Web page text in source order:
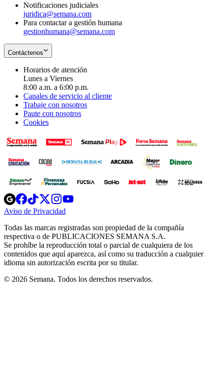
Notificaciones judiciales
juridica@semana.com
Para contactar a gestión humana
gestionhumana@semana.com
Contáctenos
Horarios de atención
Lunes a Viernes
8:00 a.m. a 6:00 p.m.
Canales de servicio al cliente
Trabaje con nosotros
Paute con nosotros
Cookies
Opens
in
new
Opens
in
new
Opens
in
new
window
Opens
new
windowwindow
Aviso de Privacidad
new
window
Todas las marcas registradas son propiedad de la compañía
respectiva o de PUBLICACIONES SEMANA S.A.
Se prohíbe la reproducción total o parcial de cualquiera de los
contenidos que aquí aparezca, así como su traducción a cualquier
idioma sin autorización escrita por su titular.
© 2026 Semana. Todos los derechos reservados.